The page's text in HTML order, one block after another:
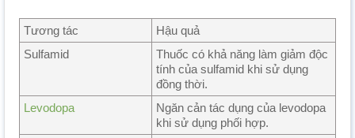
Tương tác
Hậu quả
Sulfamid
Thuốc có khả năng làm giảm độc
tính của sulfamid khi sử dụng
đồng thời.
Levodopa
Ngăn cản tác dụng của levodopa
khi sử dụng phối hợp.